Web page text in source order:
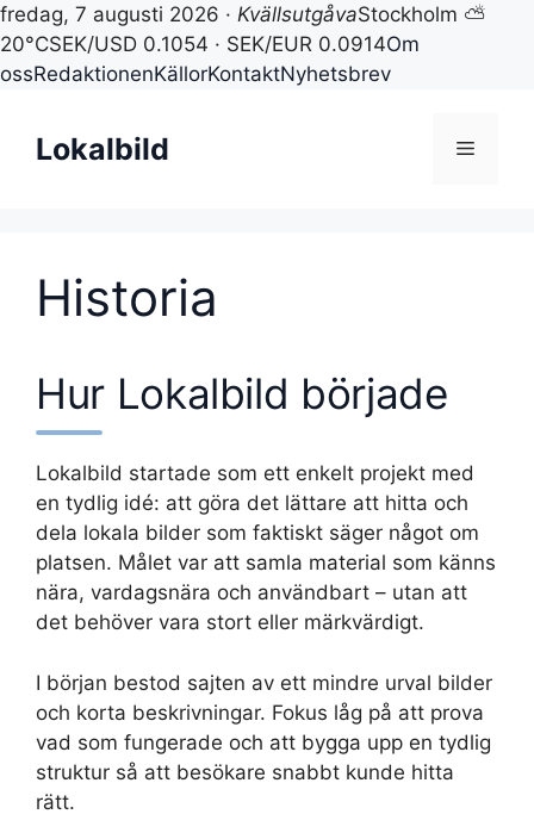
fredag, 7 augusti 2026 · KvällsutgåvaStockholm ⛅
20°CSEK/USD 0.1054 · SEK/EUR 0.0914Om
ossRedaktionenKällorKontaktNyhetsbrev
innehållLokalbild Meny
Historia
Hur Lokalbild började
Lokalbild startade som ett enkelt projekt med
en tydlig idé: att göra det lättare att hitta och
dela lokala bilder som faktiskt säger något om
platsen. Målet var att samla material som känns
nära, vardagsnära och användbart – utan att
det behöver vara stort eller märkvärdigt.
I början bestod sajten av ett mindre urval bilder
och korta beskrivningar. Fokus låg på att prova
vad som fungerade och att bygga upp en tydlig
struktur så att besökare snabbt kunde hitta
rätt.